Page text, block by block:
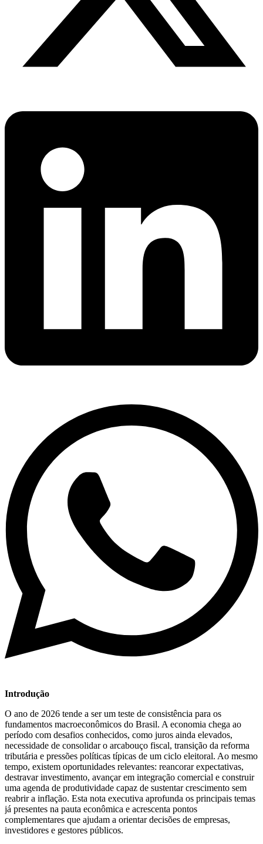
Introdução
O ano de 2026 tende a ser um teste de consistência para os
fundamentos macroeconômicos do Brasil. A economia chega ao
período com desafios conhecidos, como juros ainda elevados,
necessidade de consolidar o arcabouço fiscal, transição da reforma
tributária e pressões políticas típicas de um ciclo eleitoral. Ao mesmo
tempo, existem oportunidades relevantes: reancorar expectativas,
destravar investimento, avançar em integração comercial e construir
uma agenda de produtividade capaz de sustentar crescimento sem
reabrir a inflação. Esta nota executiva aprofunda os principais temas
já presentes na pauta econômica e acrescenta pontos
complementares que ajudam a orientar decisões de empresas,
investidores e gestores públicos.